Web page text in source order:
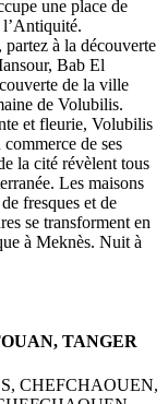
une place de
à la découverte
Bab El
de la ville
de Volubilis.
et fleurie, Volubilis
de ses
la cité révèlent tous
Les maisons
fresques et de
se transforment en
à Meknès. Nuit à
TANGER